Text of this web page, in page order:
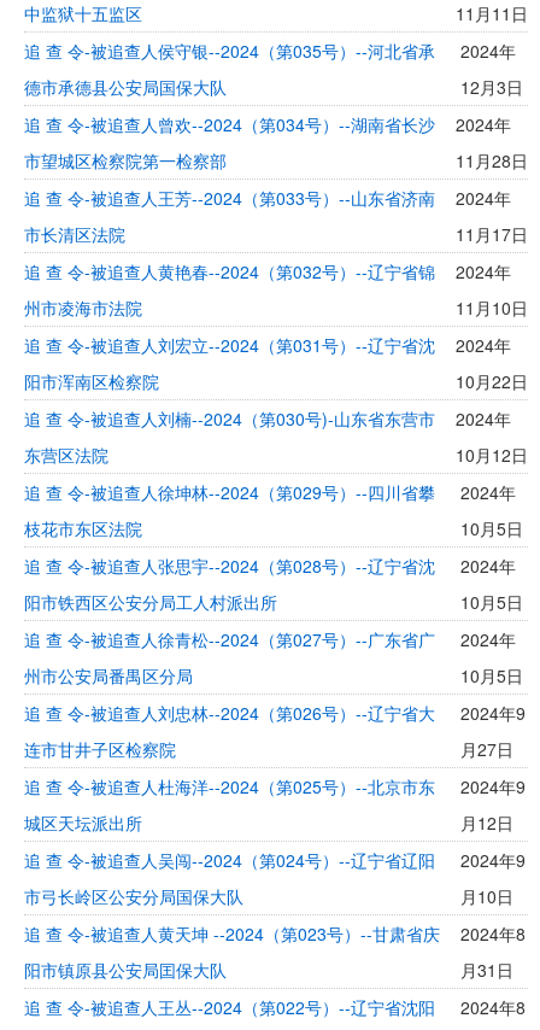
中监狱十五监区
11月11日
追 查 令-被追查人侯守银--2024（第035号）--河北省承
德市承德县公安局国保大队
2024年
12月3日
追 查 令-被追查人曾欢--2024（第034号）--湖南省长沙
市望城区检察院第一检察部
2024年
11月28日
追 查 令-被追查人王芳--2024（第033号）--山东省济南
市长清区法院
2024年
11月17日
追 查 令-被追查人黄艳春--2024（第032号）--辽宁省锦
州市凌海市法院
2024年
11月10日
追 查 令-被追查人刘宏立--2024（第031号）--辽宁省沈
阳市浑南区检察院
2024年
10月22日
追 查 令-被追查人刘楠--2024（第030号)-山东省东营市
东营区法院
2024年
10月12日
追 查 令-被追查人徐坤林--2024（第029号）--四川省攀
枝花市东区法院
2024年
10月5日
追 查 令-被追查人张思宇--2024（第028号）--辽宁省沈
阳市铁西区公安分局工人村派出所
2024年
10月5日
追 查 令-被追查人徐青松--2024（第027号）--广东省广
州市公安局番禺区分局
2024年
10月5日
追 查 令-被追查人刘忠林--2024（第026号）--辽宁省大
连市甘井子区检察院
2024年9
月27日
追 查 令-被追查人杜海洋--2024（第025号）--北京市东
城区天坛派出所
2024年9
月12日
追 查 令-被追查人吴闯--2024（第024号）--辽宁省辽阳
市弓长岭区公安分局国保大队
2024年9
月10日
追 查 令-被追查人黄天坤 --2024（第023号）--甘肃省庆
阳市镇原县公安局囯保大队
2024年8
月31日
追 查 令-被追查人王丛--2024（第022号）--辽宁省沈阳
2024年8